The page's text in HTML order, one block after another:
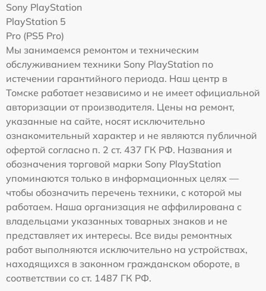
Sony PlayStation
PlayStation 5
Pro (PS5 Pro)
Мы занимаемся ремонтом и техническим
обслуживанием техники Sony PlayStation по
истечении гарантийного периода. Наш центр в
Томске работает независимо и не имеет официальной
авторизации от производителя. Цены на ремонт,
указанные на сайте, носят исключительно
ознакомительный характер и не являются публичной
офертой согласно п. 2 ст. 437 ГК РФ. Названия и
обозначения торговой марки Sony PlayStation
упоминаются только в информационных целях —
чтобы обозначить перечень техники, с которой мы
работаем. Наша организация не аффилирована с
владельцами указанных товарных знаков и не
представляет их интересы. Все виды ремонтных
работ выполняются исключительно на устройствах,
находящихся в законном гражданском обороте, в
соответствии со ст. 1487 ГК РФ.